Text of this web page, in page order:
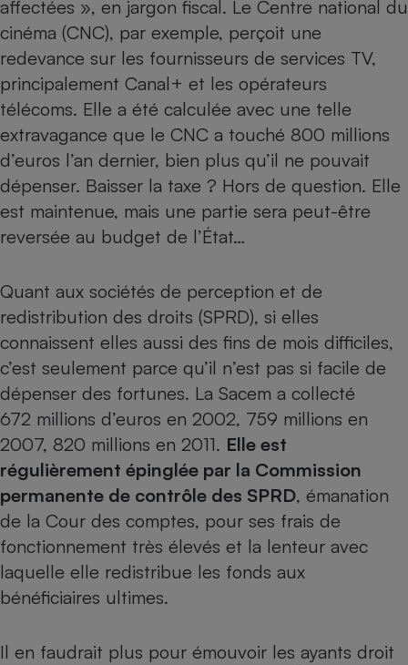
affectées », en jargon fiscal. Le Centre national du
cinéma (CNC), par exemple, perçoit une
redevance sur les fournisseurs de services TV,
principalement Canal+ et les opérateurs
télécoms. Elle a été calculée avec une telle
extravagance que le CNC a touché 800 millions
d’euros l’an dernier, bien plus qu’il ne pouvait
dépenser. Baisser la taxe ? Hors de question. Elle
est maintenue, mais une partie sera peut-être
reversée au budget de l’État…
Quant aux sociétés de perception et de
redistribution des droits (SPRD), si elles
connaissent elles aussi des fins de mois difficiles,
c’est seulement parce qu’il n’est pas si facile de
dépenser des fortunes. La Sacem a collecté
672 millions d’euros en 2002, 759 millions en
2007, 820 millions en 2011. Elle est
régulièrement épinglée par la Commission
permanente de contrôle des SPRD, émanation
de la Cour des comptes, pour ses frais de
fonctionnement très élevés et la lenteur avec
laquelle elle redistribue les fonds aux
bénéficiaires ultimes.
Il en faudrait plus pour émouvoir les ayants droit